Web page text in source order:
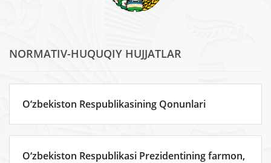
KORRUPSIYAGA
QARSHI
NORMATIV-HUQUQIY HUJJATLAR
O‘zbekiston Respublikasining Qonunlari
O‘zbekiston Respublikasi Prezidentining farmon,